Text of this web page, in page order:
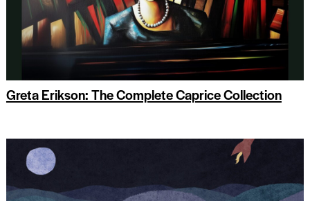
Greta Erikson: The Complete Caprice Collection